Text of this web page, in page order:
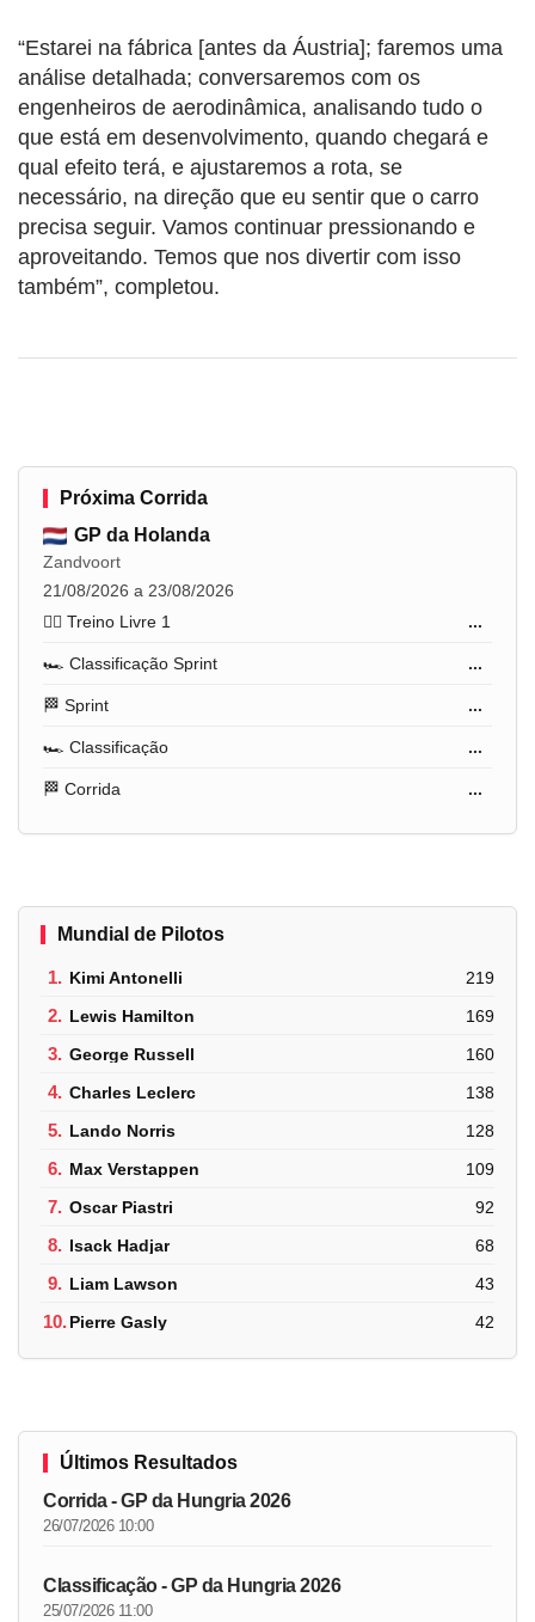
“Estarei na fábrica [antes da Áustria]; faremos uma
análise detalhada; conversaremos com os
engenheiros de aerodinâmica, analisando tudo o
que está em desenvolvimento, quando chegará e
qual efeito terá, e ajustaremos a rota, se
necessário, na direção que eu sentir que o carro
precisa seguir. Vamos continuar pressionando e
aproveitando. Temos que nos divertir com isso
também”, completou.
Próxima Corrida
GP da Holanda
Zandvoort
21/08/2026 a 23/08/2026
🏋️‍♂️ Treino Livre 1
...
🏎️ Classificação Sprint ...
🏁 Sprint ...
🏎️ Classificação ...
🏁 Corrida ...
Mundial de Pilotos
1. Kimi Antonelli 219
2. Lewis Hamilton 169
3. George Russell 160
4. Charles Leclerc 138
5. Lando Norris 128
6. Max Verstappen 109
7. Oscar Piastri 92
8. Isack Hadjar 68
9. Liam Lawson 43
10.Pierre Gasly 42
Últimos Resultados
Corrida - GP da Hungria 2026
26/07/2026 10:00
Classificação - GP da Hungria 2026
25/07/2026 11:00